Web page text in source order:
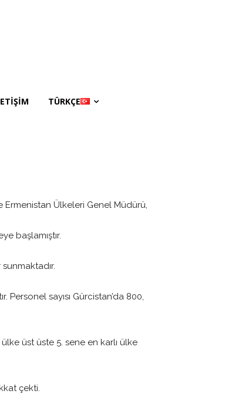
TÜRKÇE
Ermenistan Ülkeleri Genel Müdürü,
başlamıştır.
Personel sayısı Gürcistan’da 800,
üst üste 5. sene en karlı ülke
çekti.